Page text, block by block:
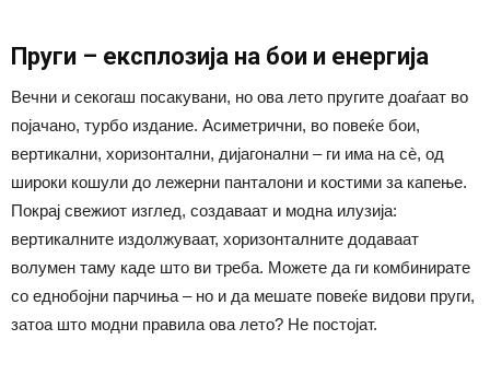
Пруги – експлозија на бои и енергија
Вечни и секогаш посакувани, но ова лето пругите доаѓаат во
појачано, турбо издание. Асиметрични, во повеќе бои,
вертикални, хоризонтални, дијагонални – ги има на сè, од
широки кошули до лежерни панталони и костими за капење.
Покрај свежиот изглед, создаваат и модна илузија:
вертикалните издолжуваат, хоризонталните додаваат
волумен таму каде што ви треба. Можете да ги комбинирате
со еднобојни парчиња – но и да мешате повеќе видови пруги,
затоа што модни правила ова лето? Не постојат.